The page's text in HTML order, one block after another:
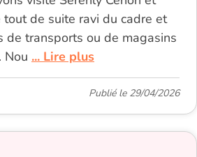
tout de suite ravi du cadre et
de transports ou de magasins
Nou ... Lire plus
Publié le 29/04/2026